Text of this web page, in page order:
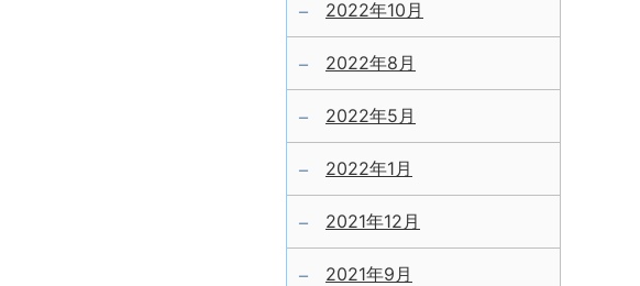
2022年10月
2022年8月
2022年5月
2022年1月
2021年12月
2021年9月